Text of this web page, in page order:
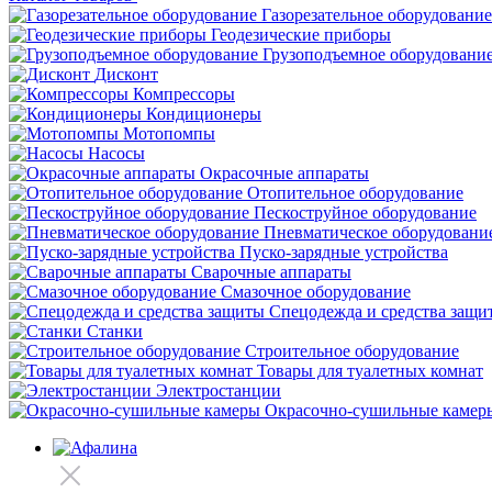
Газорезательное оборудование
Геодезические приборы
Грузоподъемное
Дисконт
Компрессоры
Кондиционеры
Мотопомпы
Насосы
Окрасочные аппараты
Отопительное оборудование
Пескоструйное оборудование
Пневматическое
Пуско-зарядные устройства
Сварочные аппараты
Смазочное оборудование
Спецодежда и средства
Станки
Строительное оборудование
Товары для туалетных комнат
Электростанции
Окрасочно-сушильные